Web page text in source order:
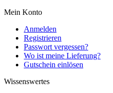
Mein Konto
Anmelden
Registrieren
Passwort vergessen?
Wo ist meine Lieferung?
Gutschein einlösen
Wissenswertes